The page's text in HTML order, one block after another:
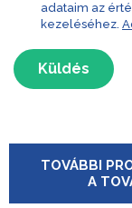
adataim az
kezeléséhez.
Küldés
TOVÁBBI
A